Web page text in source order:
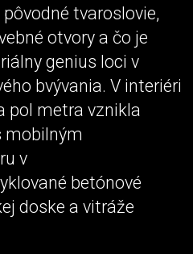
tvaroslovie,
otvory a čo je
genius loci v
bvývania. V interiéri
pol metra vznikla
mobilným
v
betónové
doske a vitráže